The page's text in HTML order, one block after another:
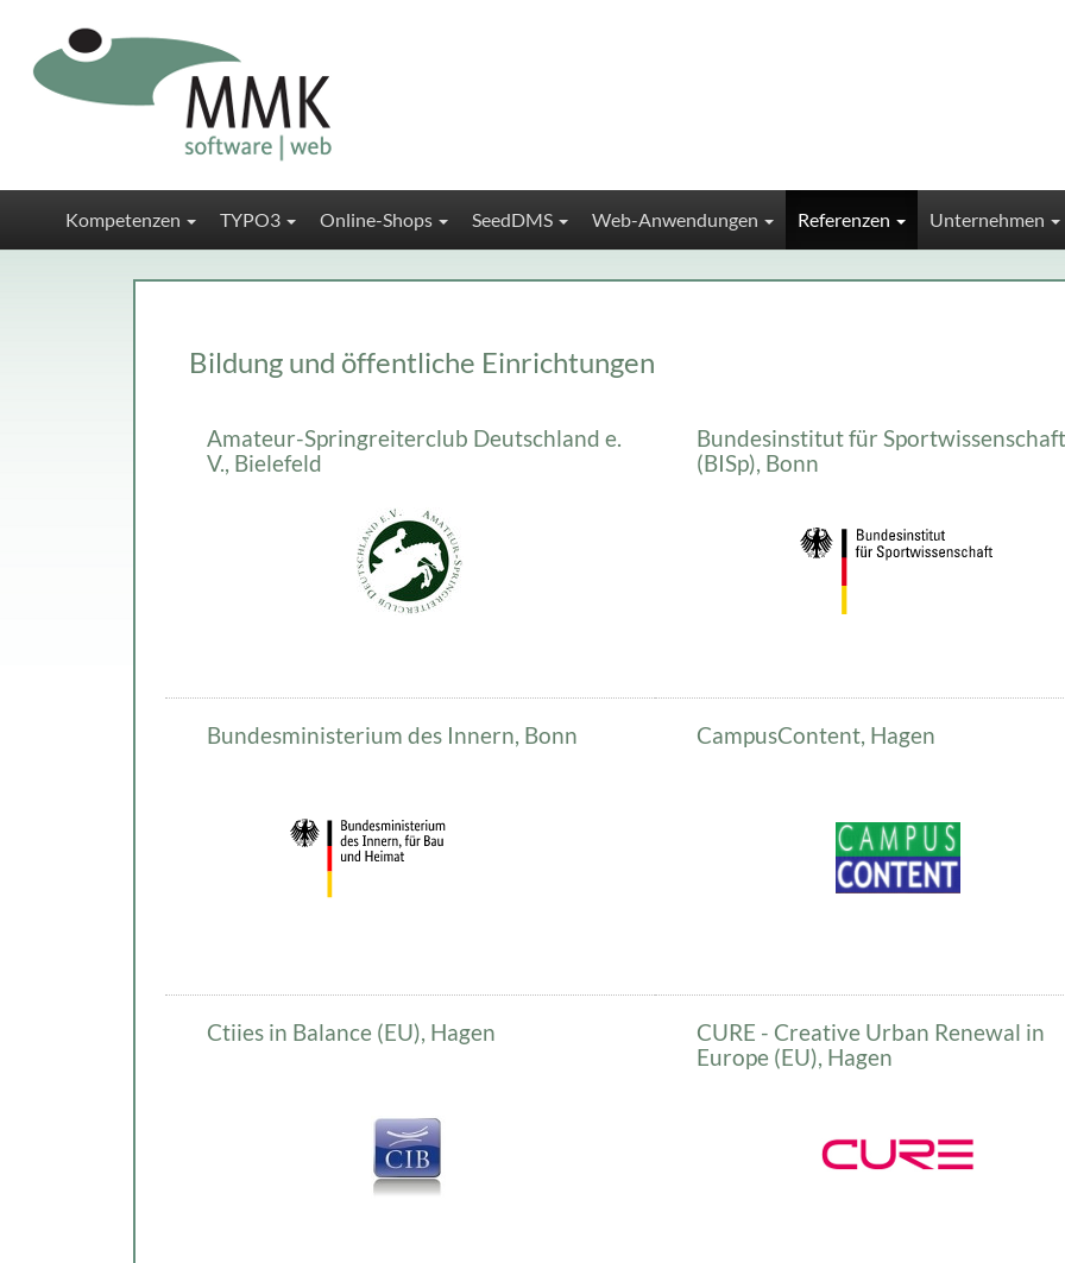
Kompetenzen TYPO3 Online-Shops SeedDMS Web-Anwendungen Referenzen Unternehmen
Bildung und öffentliche Einrichtungen
Amateur-Springreiterclub Deutschland e.
V., Bielefeld
Bundesinstitut für Sportwissenschaft
(BISp), Bonn
Bundesministerium des Innern, Bonn CampusContent, Hagen
Ctiies in Balance (EU), Hagen
CURE - Creative Urban Renewal in
Europe (EU), Hagen